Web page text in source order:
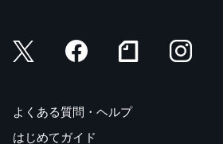
よくある質問・ヘルプ
はじめてガイド